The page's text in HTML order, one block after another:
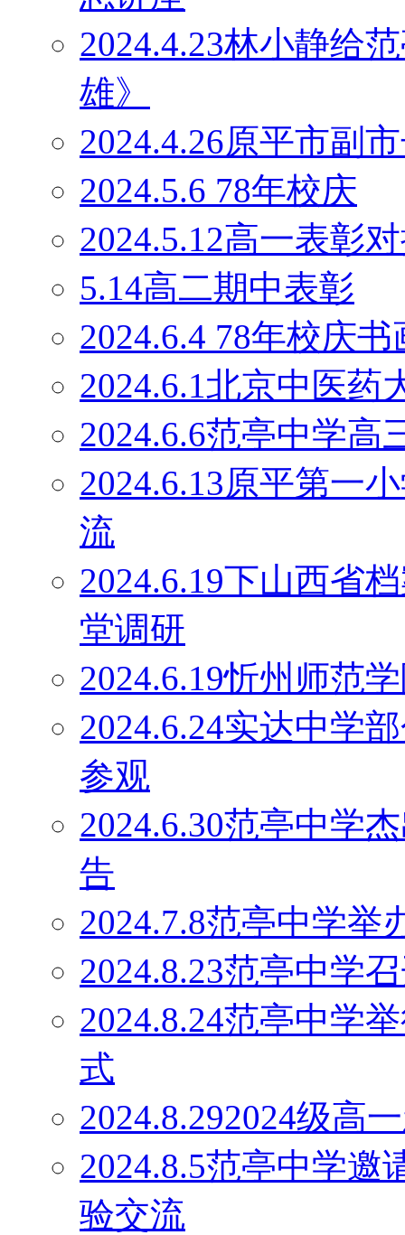
2024.4.23林小静给
雄》
2024.4.26原平市副
2024.5.6 78年校庆
2024.5.12高一表彰
5.14高二期中表彰
2024.6.4 78年校庆书
2024.6.1北京中医药
2024.6.6范亭中学高
2024.6.13原平第一
流
2024.6.19下山西省
堂调研
2024.6.19忻州师范
2024.6.24实达中学
参观
2024.6.30范亭中学
告
2024.7.8范亭中学举
2024.8.23范亭中学
2024.8.24范亭中学
式
2024.8.292024级高
2024.8.5范亭中学邀
验交流